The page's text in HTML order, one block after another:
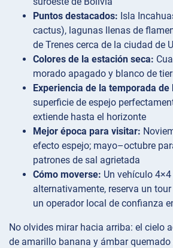
Puntos destacados: Isla
cactus), lagunas llenas de
de Trenes cerca de la ciudad de
Colores de la estación seca:
morado apagado y blanco de
Experiencia de la temporada de
superficie de espejo
extiende hasta el horizonte
Mejor época para visitar:
efecto espejo; mayo–octubre
patrones de sal agrietada
Cómo moverse: Un vehículo
alternativamente, reserva un
un operador local de confianza
No olvides mirar hacia arriba: el cielo
de amarillo banana y ámbar quemado